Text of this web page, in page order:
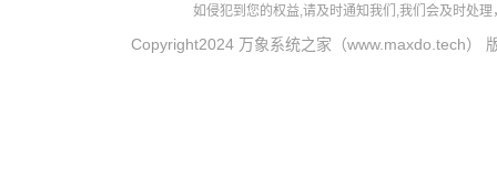
如侵犯到您的权益,请及时通知我们,我们会及时处
Copyright2024 万象系统之家（www.maxdo.tech）